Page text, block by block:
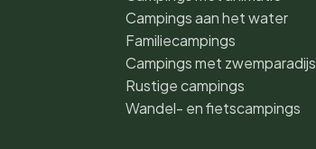
Campings aan het water
Familiecampings
Campings met zwemparadijs
Rustige campings
Wandel- en fietscampings